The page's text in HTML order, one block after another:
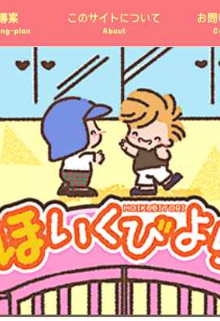
案
plan
このサイトについて
About
お問